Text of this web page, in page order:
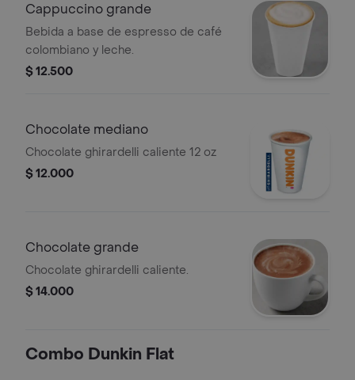
Cappuccino grande
Bebida a base de espresso de café
colombiano y leche.
$ 12.500
Chocolate mediano
Chocolate ghirardelli caliente 12 oz
$ 12.000
Chocolate grande
Chocolate ghirardelli caliente.
$ 14.000
Combo Dunkin Flat